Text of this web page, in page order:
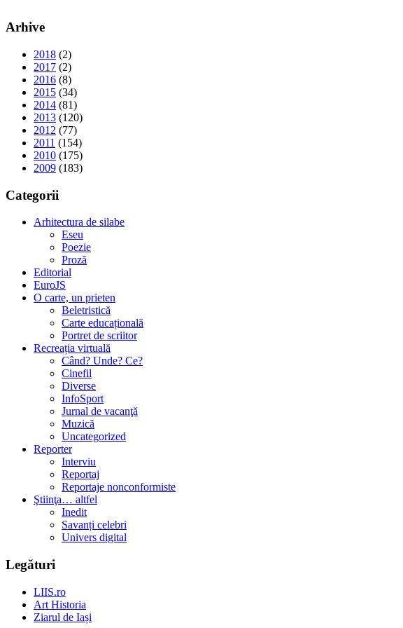
Arhive
2018 (2)
2017 (2)
2016 (8)
2015 (34)
2014 (81)
2013 (120)
2012 (77)
2011 (154)
2010 (175)
2009 (183)
Categorii
Arhitectura de silabe
Eseu
Poezie
Proză
Editorial
EuroJS
O carte, un prieten
Beletristică
Carte educațională
Portret de scriitor
Recreația virtuală
Când? Unde? Ce?
Cinefil
Diverse
InfoSport
Jurnal de vacanţă
Muzică
Uncategorized
Reporter
Interviu
Reportaj
Reportaje nonconformiste
Ştiinţa… altfel
Inedit
Savanți celebri
Univers digital
Legături
LIIS.ro
Art Historia
Ziarul de Iași